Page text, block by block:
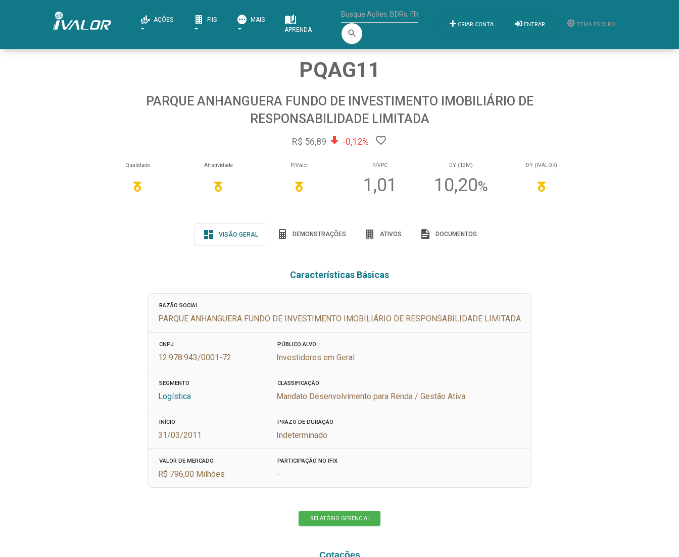
AÇÕES FIIS
MAIS
APRENDA
search
CRIAR CONTA ENTRAR TEMA ESCURO
PQAG11
PARQUE ANHANGUERA FUNDO DE INVESTIMENTO IMOBILIÁRIO DE
RESPONSABILIDADE LIMITADA
R$ 56,89 -0,12%
Qualidade Atratividade P/Valor P/VPC
1,01
DY (12M)
10,20%
DY (IVALOR)
VISÃO GERAL DEMONSTRAÇÕES ATIVOS DOCUMENTOS
Características Básicas
RAZÃO SOCIAL
PARQUE ANHANGUERA FUNDO DE INVESTIMENTO IMOBILIÁRIO DE RESPONSABILIDADE LIMITADA
CNPJ
12.978.943/0001-72
PÚBLICO ALVO
Investidores em Geral
SEGMENTO
Logística
CLASSIFICAÇÃO
Mandato Desenvolvimento para Renda / Gestão Ativa
INÍCIO
31/03/2011
PRAZO DE DURAÇÃO
Indeterminado
VALOR DE MERCADO
R$ 796,00 Milhões
PARTICIPAÇÃO NO IFIX
-
RELATÓRIO GERENCIAL